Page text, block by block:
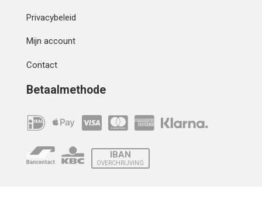
Privacybeleid
Mijn account
Contact
Betaalmethode
IBAN
OVERCHRIJVING